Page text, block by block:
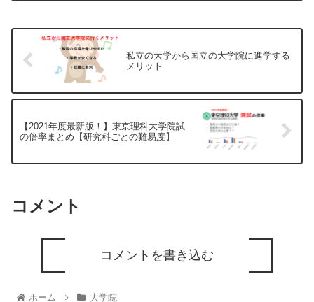
私立の大学から国立の大学院に進学する
メリット
【2021年度最新版！】東京理科大学院試
の倍率まとめ【研究科ごとの難易度】
コメント
コメントを書き込む
ホーム 大学院